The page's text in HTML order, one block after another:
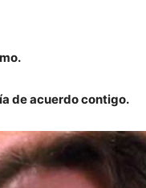
de acuerdo contigo.